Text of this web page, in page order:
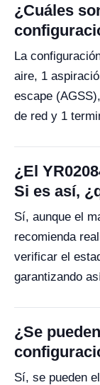
¿Cuáles
La
aire, 1
escape
de red y 1
¿El
Si es así,
Sí, aunque el
recomienda
verificar el
garantizando
¿Se
Sí, se pueden